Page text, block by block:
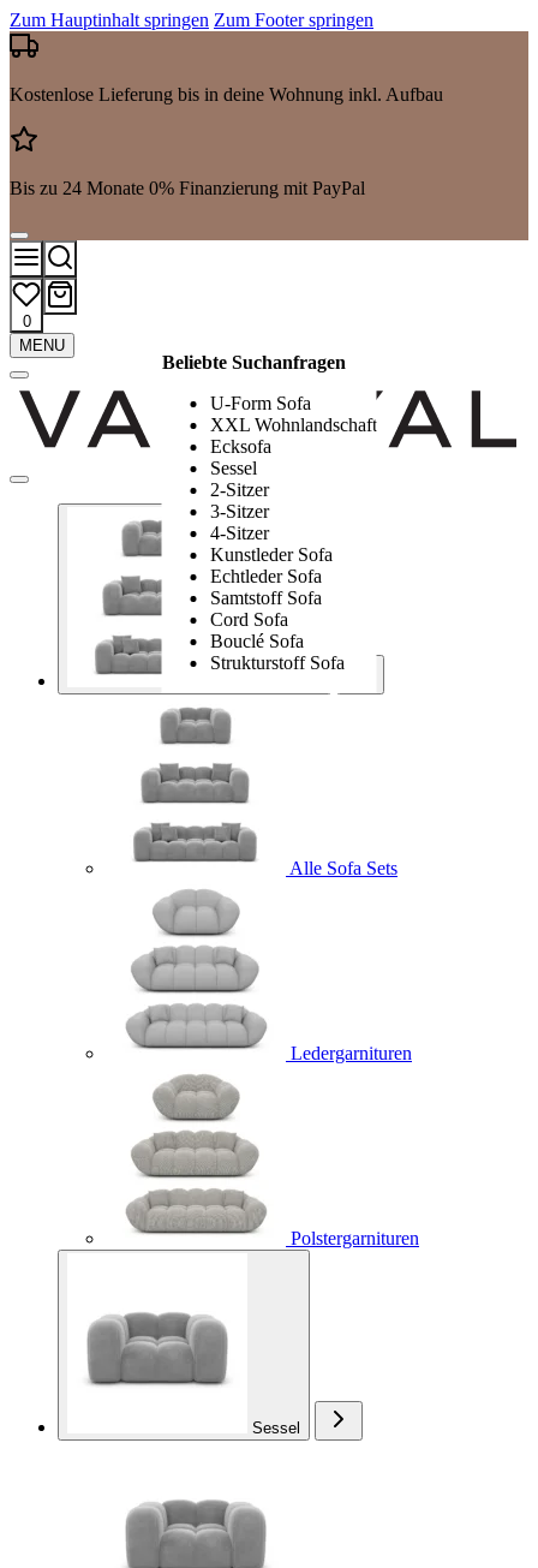
Zum Hauptinhalt springen Zum Footer springen
Kostenlose Lieferung bis in deine Wohnung inkl. Aufbau
Bis zu 24 Monate 0% Finanzierung mit PayPal
0
Beliebte Suchanfragen
U-Form Sofa
XXL Wohnlandschaft
Ecksofa
Sessel
2-Sitzer
3-Sitzer
4-Sitzer
Kunstleder Sofa
Echtleder Sofa
Samtstoff Sofa
Cord Sofa
Bouclé Sofa
Strukturstoff Sofa
Suchergebnisse
MENU
Alle Sofa Sets
Ledergarnituren
Polstergarnituren
Sessel